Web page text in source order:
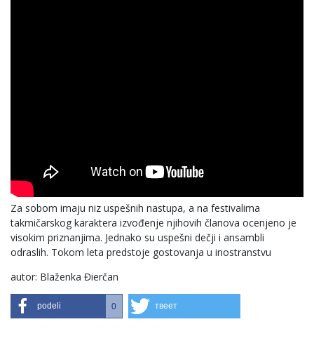
Za sobom imaju niz uspešnih nastupa, a na festivalima
takmičarskog karaktera izvođenje njihovih članova ocenjeno je
visokim priznanjima. Jednako su uspešni dečji i ansambli
odraslih. Tokom leta predstoje gostovanja u inostranstvu
autor: Blaženka Đierčan
podeli 0 твеет